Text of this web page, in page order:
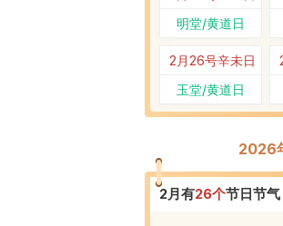
明堂/黄道日
2月26号辛未日
玉堂/黄道日
2026
2月有26个节日节气